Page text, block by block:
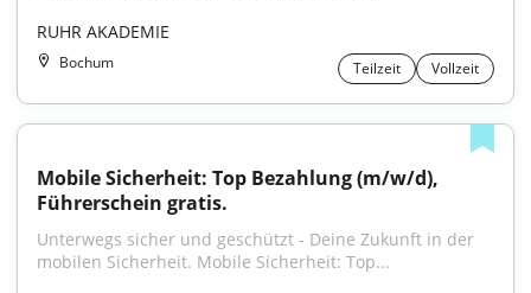
RUHR AKADEMIE
Bochum Teilzeit Vollzeit
Mobile Sicherheit: Top Bezahlung (m/w/d),
Führerschein gratis.
Unterwegs sicher und geschützt - Deine Zukunft in der
mobilen Sicherheit. Mobile Sicherheit: Top...